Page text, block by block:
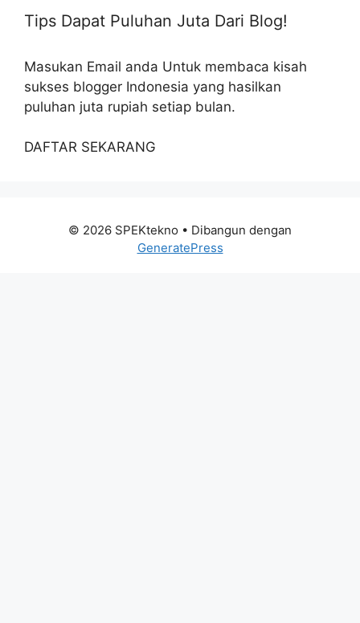
Tips Dapat Puluhan Juta Dari Blog!
Masukan Email anda Untuk membaca kisah
sukses blogger Indonesia yang hasilkan
puluhan juta rupiah setiap bulan.
DAFTAR SEKARANG
© 2026 SPEKtekno • Dibangun dengan
GeneratePress